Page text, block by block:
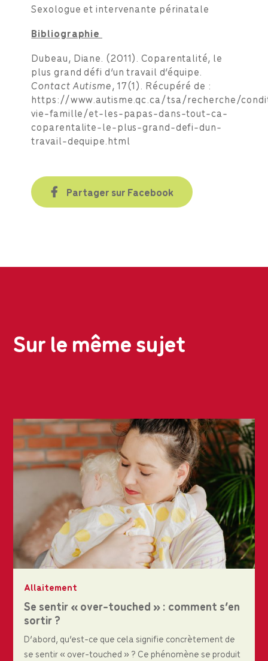
Sexologue et intervenante périnatale
Bibliographie
Dubeau, Diane. (2011). Coparentalité, le
plus grand défi d’un travail d’équipe.
Contact Autisme, 17(1). Récupéré de :
https://www.autisme.qc.ca/tsa/recherche/
vie-famille/et-les-papas-dans-tout-ca-
coparentalite-le-plus-grand-defi-dun-
travail-dequipe.html
Partager sur Facebook
Sur le même sujet
Allaitement
Se sentir « over-touched » : comment s’en
sortir ?
D’abord, qu’est-ce que cela signifie concrètement de
se sentir « over-touched » ? Ce phénomène se produit